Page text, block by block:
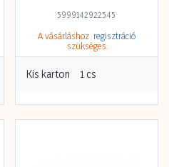
5999142922545
A vásárláshoz regisztráció
szükséges.
Kis karton 1 cs